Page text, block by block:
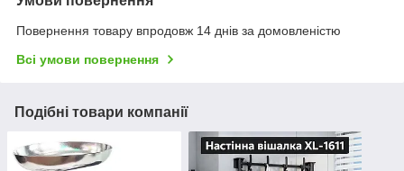
Повернення товару впродовж 14 днів за домовленістю
Всі умови повернення
Подібні товари компанії